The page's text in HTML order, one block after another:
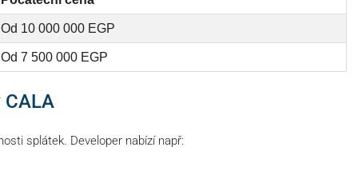
Od 10 000 000 EGP
Od 7 500 000 EGP
splátek. Developer nabízí např: